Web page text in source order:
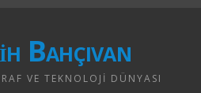
Bahçıvan
VE TEKNOLOJI DÜNYASI